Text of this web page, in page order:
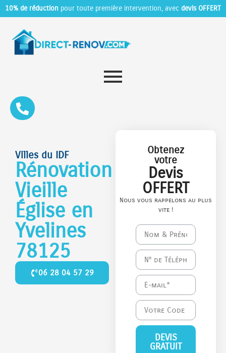
10% de réduction pour toute première intervention, avec devis OFFERT
Villes du IDF
Rénovation
Vieille
Église en
Yvelines
78125
06 28 04 57 29
Obtenez
votre
Devis
OFFERT
Nous vous rappelons au plus
vite !
DEVIS
GRATUIT